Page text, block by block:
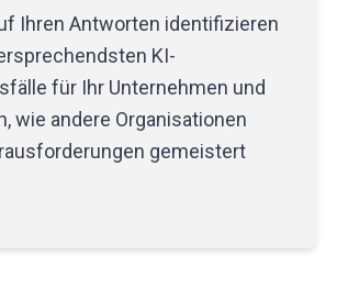
Ihren Antworten identifizieren
KI-
für Ihr Unternehmen und
wie andere Organisationen
gemeistert